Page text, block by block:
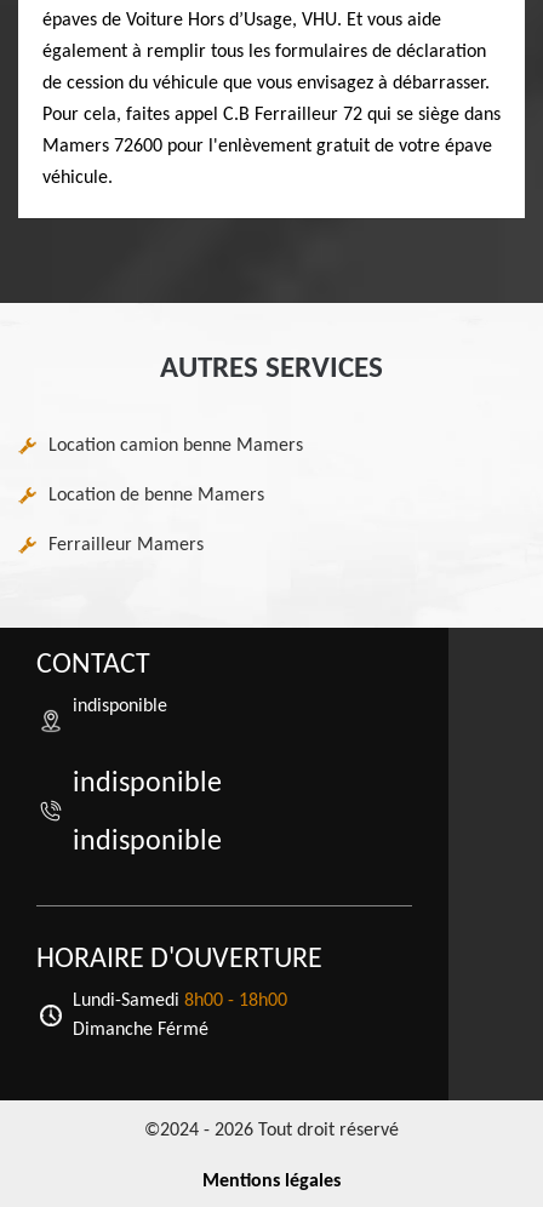
épaves de Voiture Hors d’Usage, VHU. Et vous aide
également à remplir tous les formulaires de déclaration
de cession du véhicule que vous envisagez à débarrasser.
Pour cela, faites appel C.B Ferrailleur 72 qui se siège dans
Mamers 72600 pour l'enlèvement gratuit de votre épave
véhicule.
AUTRES SERVICES
Location camion benne Mamers
Location de benne Mamers
Ferrailleur Mamers
CONTACT
indisponible
indisponible
indisponible
HORAIRE D'OUVERTURE
Lundi-Samedi 8h00 - 18h00
Dimanche Férmé
©2024 - 2026 Tout droit réservé
Mentions légales